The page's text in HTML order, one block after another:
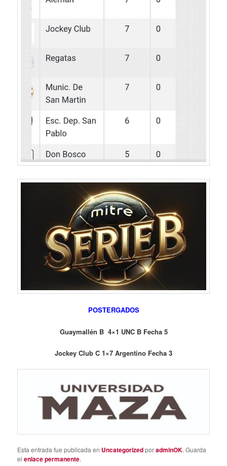
POSTERGADOS
Guaymallén B 4×1 UNC B Fecha 5
Jockey Club C 1×7 Argentino Fecha 3
Esta entrada fue publicada en UncategorizedporadminOK. Guarda
elenlace permanente.